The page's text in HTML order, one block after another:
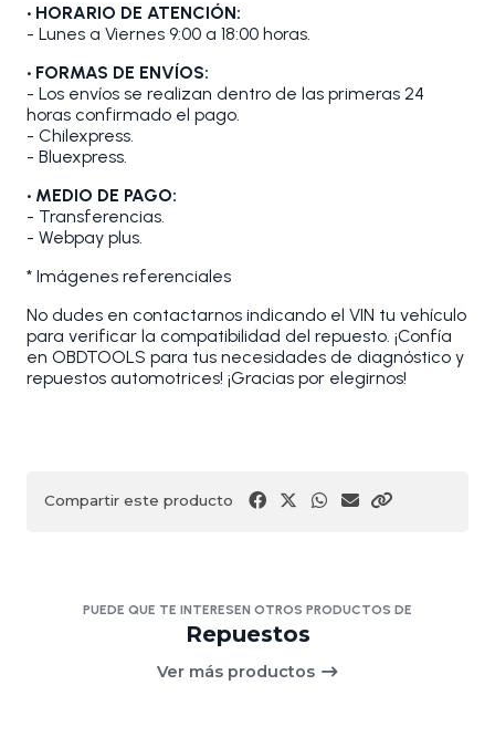
• HORARIO DE ATENCIÓN:
- Lunes a Viernes 9:00 a 18:00 horas.
• FORMAS DE ENVÍOS:
- Los envíos se realizan dentro de las primeras 24
horas confirmado el pago.
- Chilexpress.
- Bluexpress.
• MEDIO DE PAGO:
- Transferencias.
- Webpay plus.
* Imágenes referenciales
No dudes en contactarnos indicando el VIN tu vehículo
para verificar la compatibilidad del repuesto. ¡Confía
en OBDTOOLS para tus necesidades de diagnóstico y
repuestos automotrices! ¡Gracias por elegirnos!
Compartir este producto
PUEDE QUE TE INTERESEN OTROS PRODUCTOS DE
Repuestos
Ver más productos